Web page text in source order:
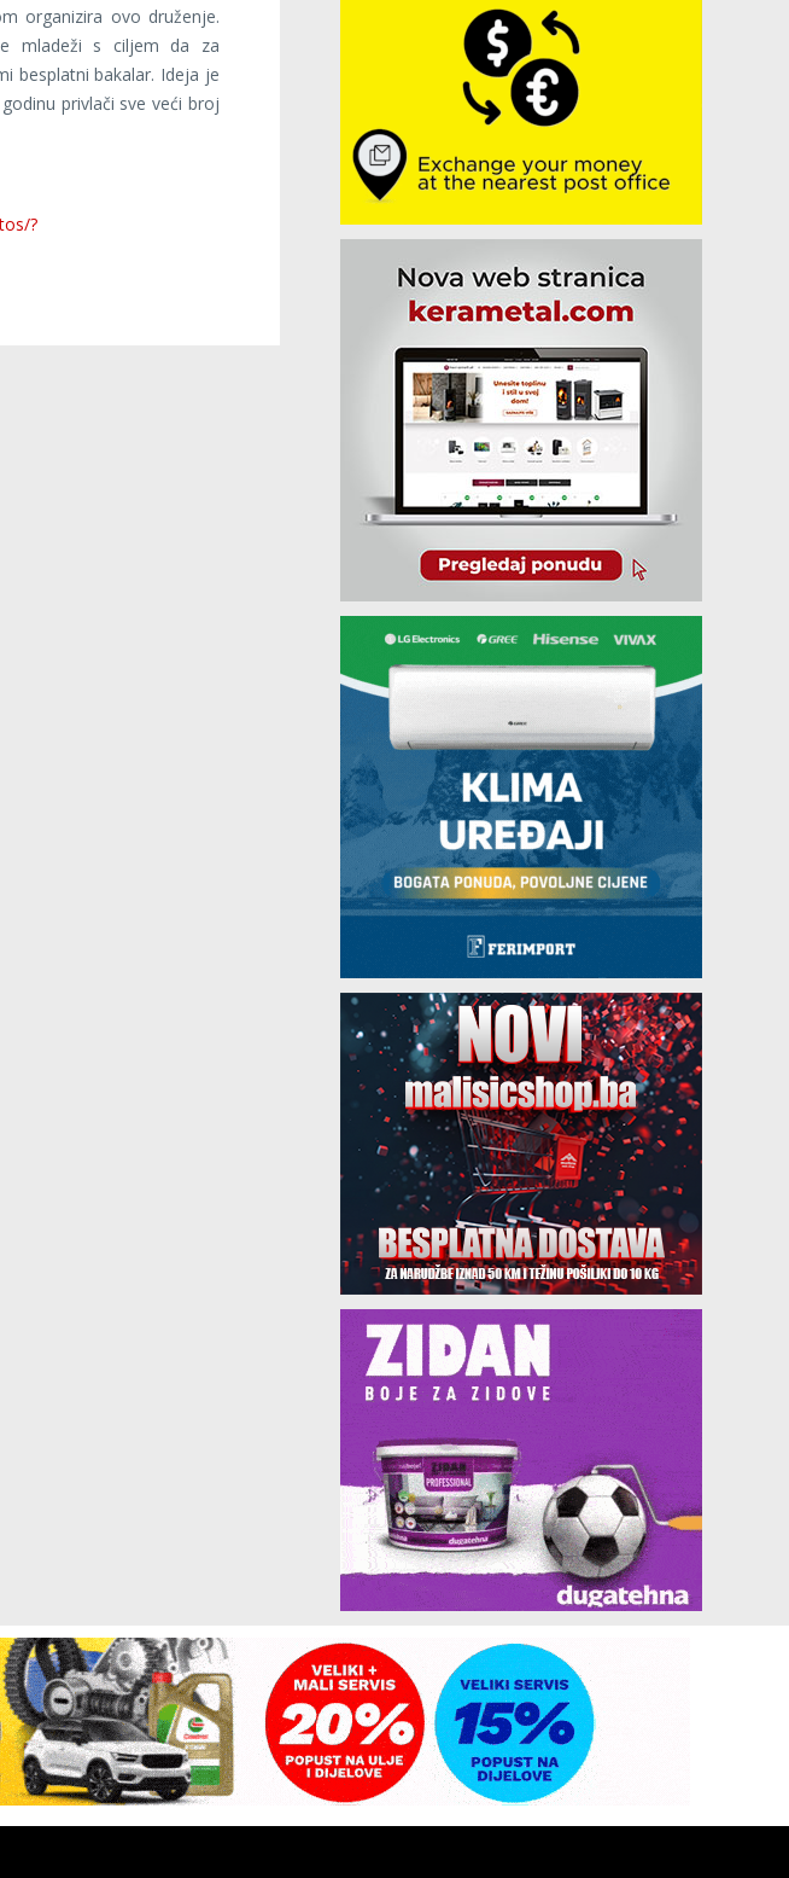
organizira ovo druženje.
mladeži s ciljem da za
besplatni bakalar. Ideja je
privlači sve veći broj
?